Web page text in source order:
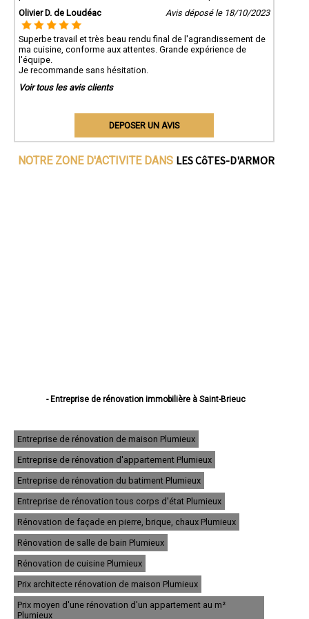
Olivier D. de Loudéac
Avis déposé le 18/10/2023
Superbe travail et très beau rendu final de l'agrandissement de
ma cuisine, conforme aux attentes. Grande expérience de
l'équipe.
Je recommande sans hésitation.
Voir tous les avis clients
DEPOSER UN AVIS
NOTRE ZONE D'ACTIVITE DANS LES CôTES-D'ARMOR
- Entreprise de rénovation immobilière à Saint-Brieuc
- Entreprise de rénovation immobilière à Lamballe
- Entreprise de rénovation immobilière à Ploufragan
- Entreprise de rénovation immobilière à Dinan
- Entreprise de rénovation immobilière à Loudéac
- Entreprise de rénovation immobilière à Paimpol
- Entreprise de rénovation immobilière à Trégueux
- Entreprise de rénovation immobilière à Guingamp
- Entreprise de rénovation immobilière à Perros-Guirec
- Entreprise de rénovation immobilière à Langueux
- Entreprise de rénovation immobilière à Plédran
- Entreprise de rénovation immobilière à Pordic
- Entreprise de rénovation immobilière à Ploumagoar
- Entreprise de rénovation immobilière à Yffiniac
- Entreprise de rénovation immobilière à Plouha
- Entreprise de rénovation immobilière à Bégard
Entreprise de rénovation de maison Plumieux
Entreprise de rénovation d'appartement Plumieux
Entreprise de rénovation du batiment Plumieux
Entreprise de rénovation tous corps d'état Plumieux
Rénovation de façade en pierre, brique, chaux Plumieux
Rénovation de salle de bain Plumieux
Rénovation de cuisine Plumieux
Prix architecte rénovation de maison Plumieux
Prix moyen d'une rénovation d'un appartement au m²
Plumieux